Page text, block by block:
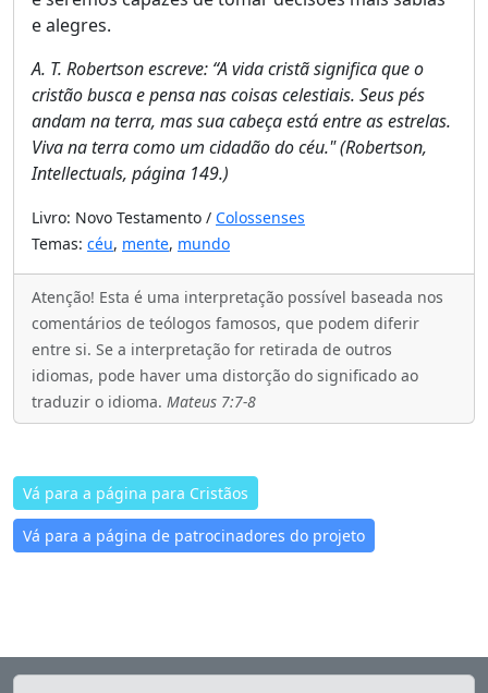
e alegres.
A. T. Robertson escreve: “A vida cristã significa que o
cristão busca e pensa nas coisas celestiais. Seus pés
andam na terra, mas sua cabeça está entre as estrelas.
Viva na terra como um cidadão do céu." (Robertson,
Intellectuals, página 149.)
Livro: Novo Testamento / Colossenses
Temas: céu, mente, mundo
Atenção! Esta é uma interpretação possível baseada nos
comentários de teólogos famosos, que podem diferir
entre si. Se a interpretação for retirada de outros
idiomas, pode haver uma distorção do significado ao
traduzir o idioma. Mateus 7:7-8
Vá para a página para Cristãos
Vá para a página de patrocinadores do projeto